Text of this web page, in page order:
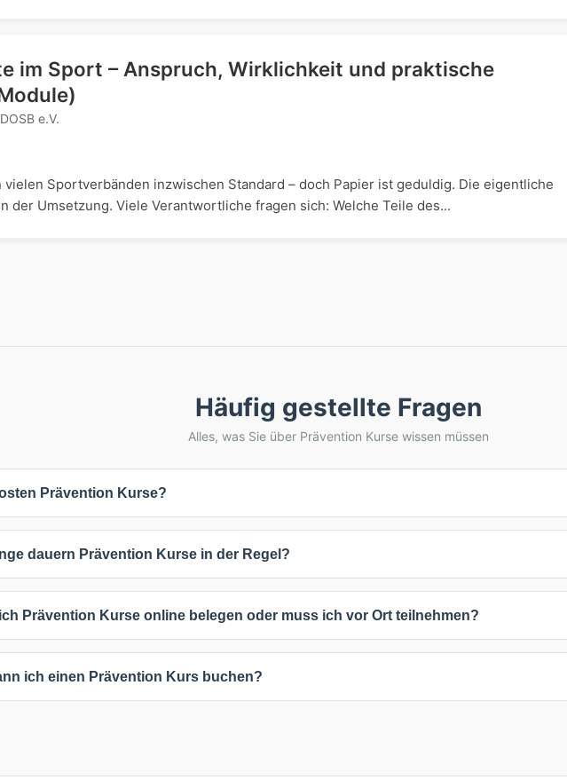
im Sport – Anspruch, Wirklichkeit und praktische
e.V.
Sportverbänden inzwischen Standard – doch Papier ist geduldig. Die eigentliche
der Umsetzung. Viele Verantwortliche fragen sich: Welche Teile des...
Häufig gestellte Fragen
Alles, was Sie über Prävention Kurse wissen müssen
Prävention Kurse?
Preise auf Anfrage an, die sich nach Teilnehmerzahl, Kursdauer oder spezifischen
Preise verstehen sich inklusive Mehrwertsteuer.
dauern Prävention Kurse in der Regel?
und Intensität ab - intensive Kompaktkurse sind oft kürzer, während umfassende
Prävention Kurse online belegen oder muss ich vor Ort teilnehmen?
Präsenzkurse direkten Austausch ermöglichen. Inhouse-Schulungen können individuell an Ihre
werden.
ich einen Prävention Kurs buchen?